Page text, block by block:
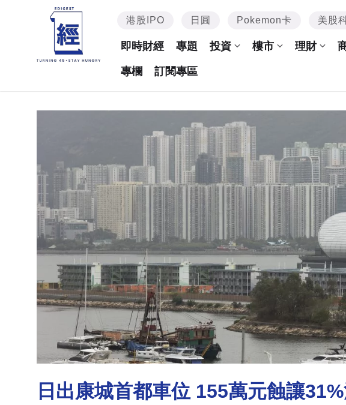
港股IPO 日圓 Pokemon卡 美股
即時財經 專題 投資 樓市 理財
專欄 訂閱專區
日出康城首都車位 155萬元蝕讓